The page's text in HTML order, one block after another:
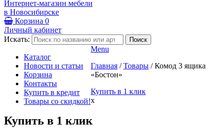
Интернет-магазин мебели
в Новосибирске
Корзина 0
Личный кабинет
Искать:
Каталог
Новости и статьи
Корзина
Контакты
Купить в кредит
Товары со скидкой!
Menu
Главная / Товары / Комод 3 ящика
«Бостон»
Купить в 1 клик
x
Купить в 1 клик